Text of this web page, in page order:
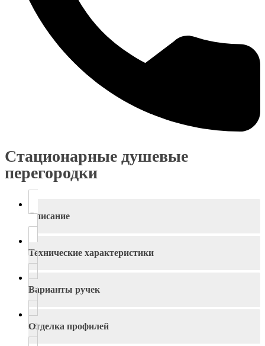
Стационарные душевые
перегородки
Описание
Технические характеристики
Варианты ручек
Отделка профилей